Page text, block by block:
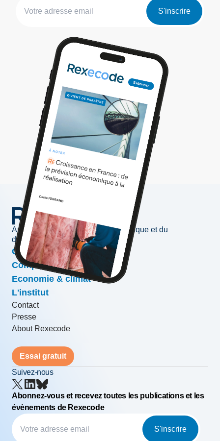
S'inscrire
Au service de l'information économique et du
développement des entreprises
Conjoncture & prévisions
Compétitivité & croissance
Economie & climat
L'institut
Contact
Presse
About Rexecode
Essai gratuit
Suivez-nous
Abonnez-vous et recevez toutes les publications et les
évènements de Rexecode
S'inscrire